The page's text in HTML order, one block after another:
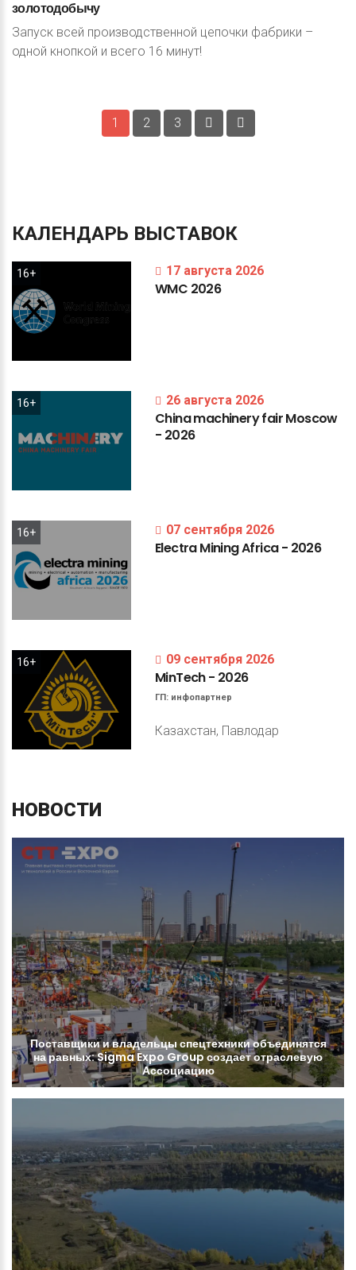
золотодобычу
Запуск всей производственной цепочки фабрики –
одной кнопкой и всего 16 минут!
1 2 3
КАЛЕНДАРЬ ВЫСТАВОК
16+ 17 августа 2026
WMC 2026
16+ 26 августа 2026
ChinamachineryfairMoscow
- 2026
16+ 07 сентября 2026
ElectraMiningAfrica- 2026
16+ 09 сентября 2026
MinTech- 2026
ГП: инфопартнер
Казахстан, Павлодар
НОВОСТИ
Поставщикиивладельцы спецтехникиобъединятся
наравных:SigmaExpo Group создаетотраслевую
Ассоциацию